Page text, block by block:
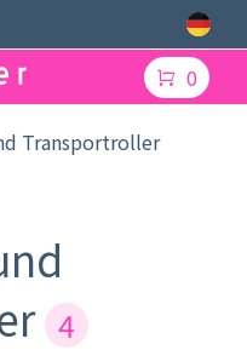
0
Transportroller
4